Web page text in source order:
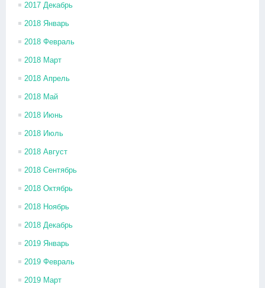
2017 Декабрь
2018 Январь
2018 Февраль
2018 Март
2018 Апрель
2018 Май
2018 Июнь
2018 Июль
2018 Август
2018 Сентябрь
2018 Октябрь
2018 Ноябрь
2018 Декабрь
2019 Январь
2019 Февраль
2019 Март